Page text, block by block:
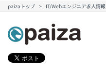
paizaトップ IT/Webエンジニア求人情報